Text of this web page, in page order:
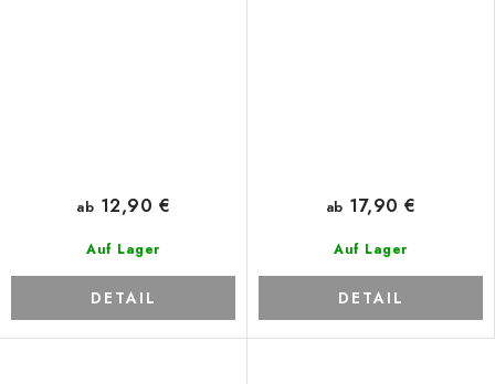
Auf Lager
ab 12,90 €
DETAIL
Auf Lager
ab 17,90 €
DETAIL